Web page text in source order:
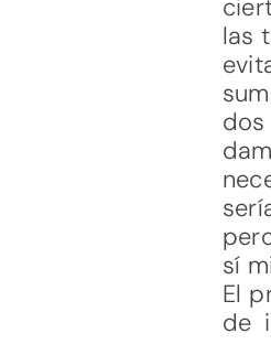
las
dos
sí
El
de